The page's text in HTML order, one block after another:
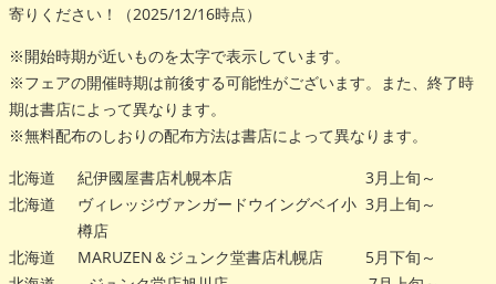
寄りください！（2025/12/16時点）
※開始時期が近いものを太字で表示しています。
※フェアの開催時期は前後する可能性がございます。また、終了時
期は書店によって異なります。
※無料配布のしおりの配布方法は書店によって異なります。
北海道
紀伊國屋書店札幌本店
3月上旬～
北海道
ヴィレッジヴァンガードウイングベイ小
樽店
3月上旬～
北海道 MARUZEN＆ジュンク堂書店札幌店
5月下旬～